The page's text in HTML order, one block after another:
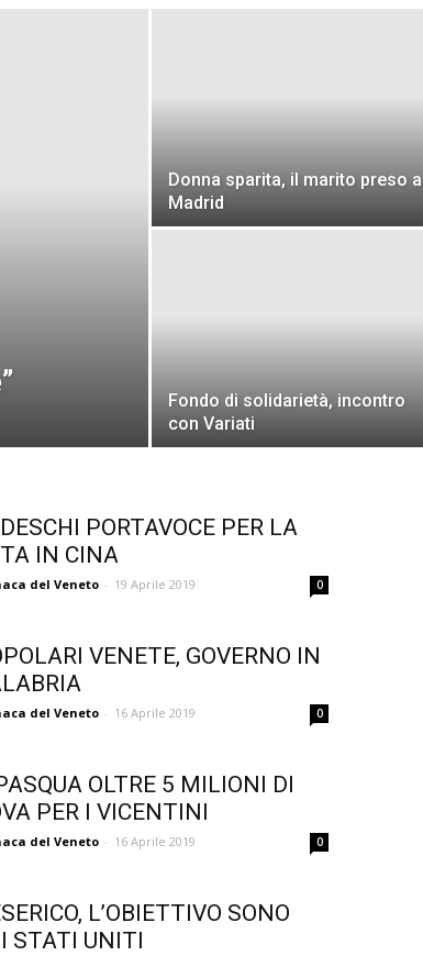
Veneto
Donna sparita, il marito preso a
Madrid
Fondo di solidarietà, incontro
con Variati
PORTAVOCE PER LA
IN CINA
del Veneto - 19 Aprile 2019 0
VENETE, GOVERNO IN
del Veneto - 16 Aprile 2019 0
OLTRE 5 MILIONI DI
PER I VICENTINI
del Veneto - 16 Aprile 2019 0
L’OBIETTIVO SONO
STATI UNITI